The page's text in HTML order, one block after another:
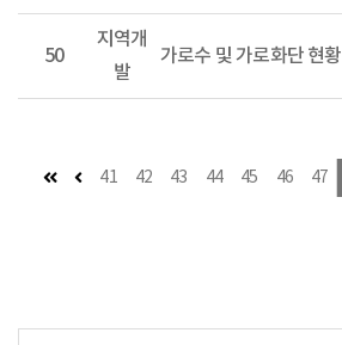
50
지역개
발
가로수 및 가로화단 현황
첫 페이지
이전 페이지
41 42 43 44 45 46 47